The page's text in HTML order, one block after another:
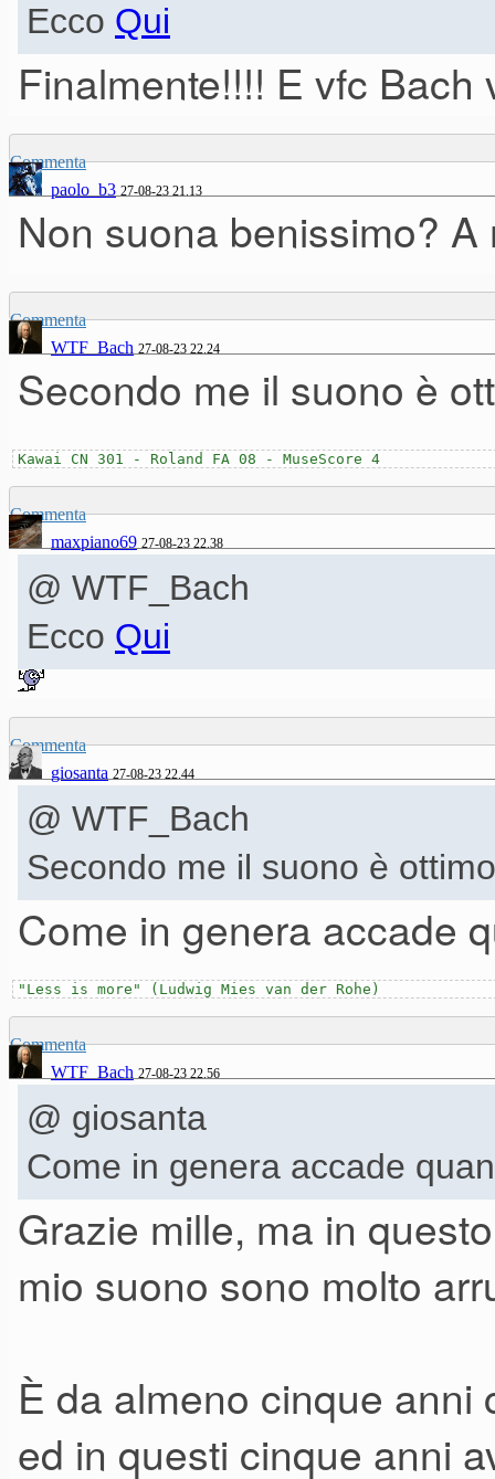
Ecco Qui
Finalmente!!!! E vfc
Commenta
paolo_b3 27-08-23 21.13
Non suona benissimo? A
Commenta
WTF_Bach 27-08-23 22.24
Secondo me il suono è
Kawai CN 301 - Roland FA 08 - MuseScore 4
Commenta
maxpiano69 27-08-23 22.38
@ WTF_Bach
Ecco Qui
Commenta
giosanta 27-08-23 22.44
@ WTF_Bach
Secondo me il suono è
Come in genera accade
"Less is more" (Ludwig Mies van der Rohe)
Commenta
WTF_Bach 27-08-23 22.56
@ giosanta
Come in genera accade
Grazie mille, ma in
mio suono sono molto
È da almeno cinque anni
ed in questi cinque anni